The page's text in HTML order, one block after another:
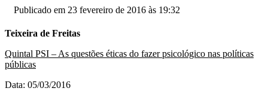
Publicado em 23 fevereiro de 2016 às 19:32
Teixeira de Freitas
Quintal PSI – As questões éticas do fazer psicológico nas políticas
públicas
Data: 05/03/2016